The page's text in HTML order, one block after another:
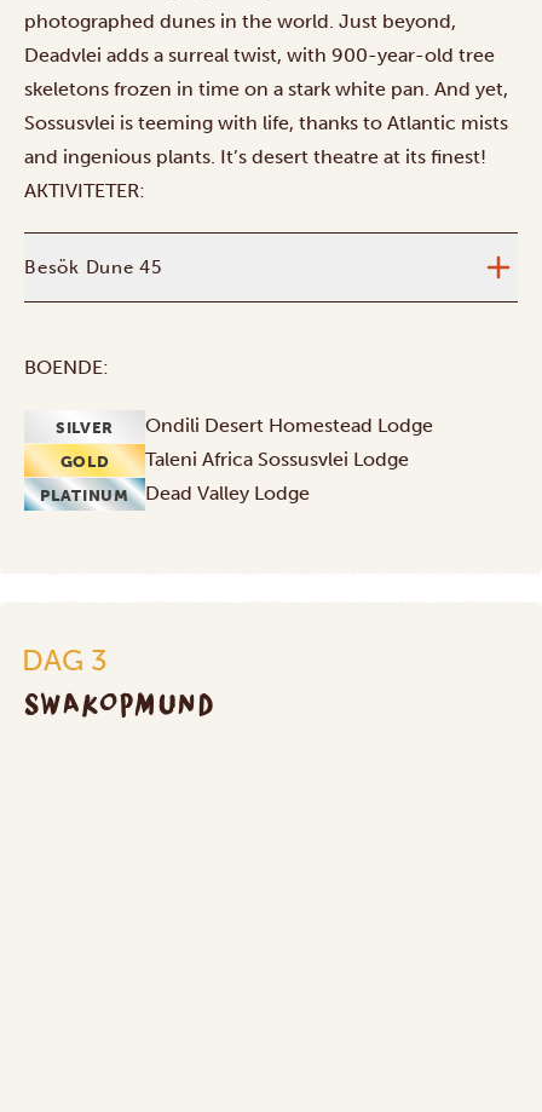
photographed dunes in the world. Just beyond,
Deadvlei adds a surreal twist, with 900-year-old tree
skeletons frozen in time on a stark white pan. And yet,
Sossusvlei is teeming with life, thanks to Atlantic mists
and ingenious plants. It’s desert theatre at its finest!
AKTIVITETER:
Besök Dune 45
BOENDE:
SILVER Ondili Desert Homestead Lodge
GOLD Taleni Africa Sossusvlei Lodge
PLATINUM Dead Valley Lodge
DAG 3
SWAKOPMUND
Swakopmund